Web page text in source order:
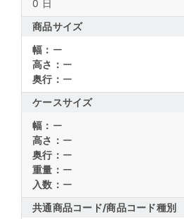
0 日
商品サイズ
幅： ー
高さ： ー
奥行： ー
ケースサイズ
幅： ー
高さ： ー
奥行： ー
重量： ー
入数： ー
共通商品コード/商品コード種別